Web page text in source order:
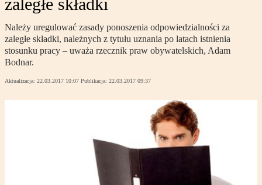
Należy uregulować zasady ponoszenia odpowiedzialności za
zaległe składki, należnych z tytułu uznania po latach istnienia
stosunku pracy – uważa rzecznik praw obywatelskich, Adam
Bodnar.
Aktualizacja: 22.03.2017 10:07 Publikacja: 22.03.2017 09:37